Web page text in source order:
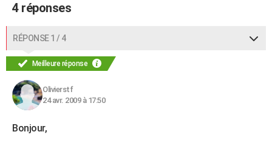
4 réponses
RÉPONSE 1 / 4
Meilleure réponse
Olivierstf
24 avr. 2009 à 17:50
Bonjour,